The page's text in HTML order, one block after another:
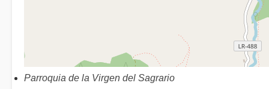
Parroquia de la Virgen del Sagrario